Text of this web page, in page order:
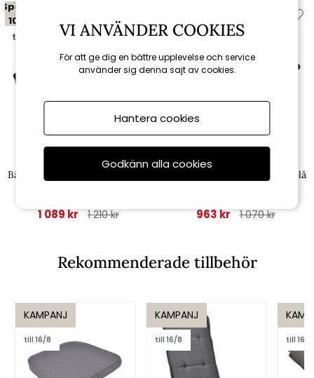
Spara
10%
till 16/8
Bänkdyna Canyon 150 cm - blå
1 089 kr 1 210 kr
till 16/8
Bänkdyna Canyon 120 cm - blå
963 kr 1 070 kr
Rekommenderade tillbehör
KAMPANJ
till 16/8
KAMPANJ
till 16/8 till 16/8
VI ANVÄNDER COOKIES
För att ge dig en bättre upplevelse och service
använder sig denna sajt av cookies.
Hantera cookies
Godkänn alla cookies